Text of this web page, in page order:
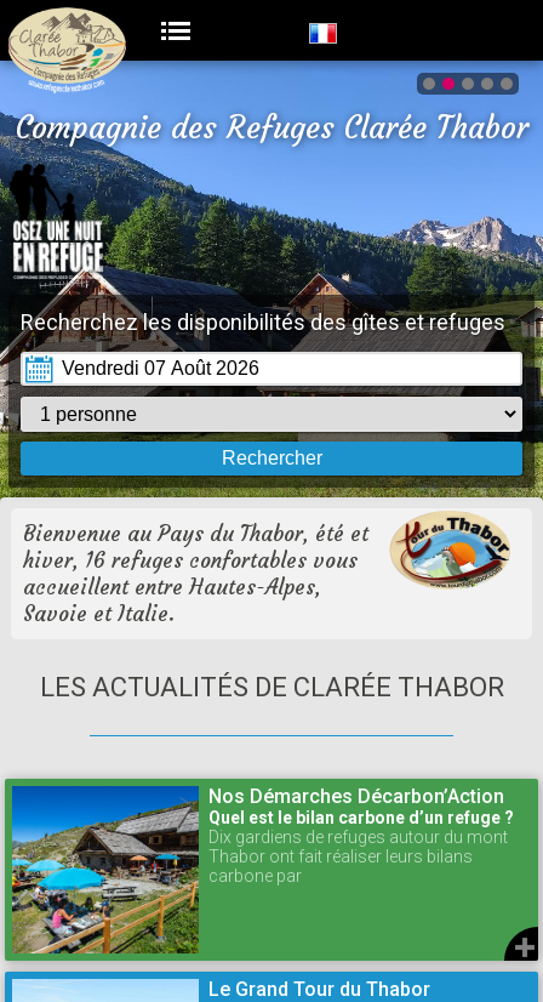
Compagnie des Refuges Clarée Thabor
Recherchez les disponibilités des gîtes et refuges
Bienvenue au Pays du Thabor, été et
hiver, 16 refuges confortables vous
accueillent entre Hautes-Alpes,
Savoie et Italie.
LES ACTUALITÉS DE CLARÉE THABOR
Nos Démarches Décarbon’Action
Quel est le bilan carbone d’un refuge ?
Dix gardiens de refuges autour du mont
Thabor ont fait réaliser leurs bilans
carbone par
Le Grand Tour du Thabor